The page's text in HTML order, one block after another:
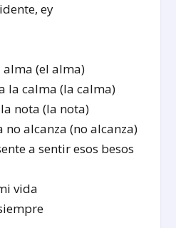
ey
alma (el alma)
la calma (la calma)
nota (la nota)
alcanza (no alcanza)
a sentir esos besos
vida